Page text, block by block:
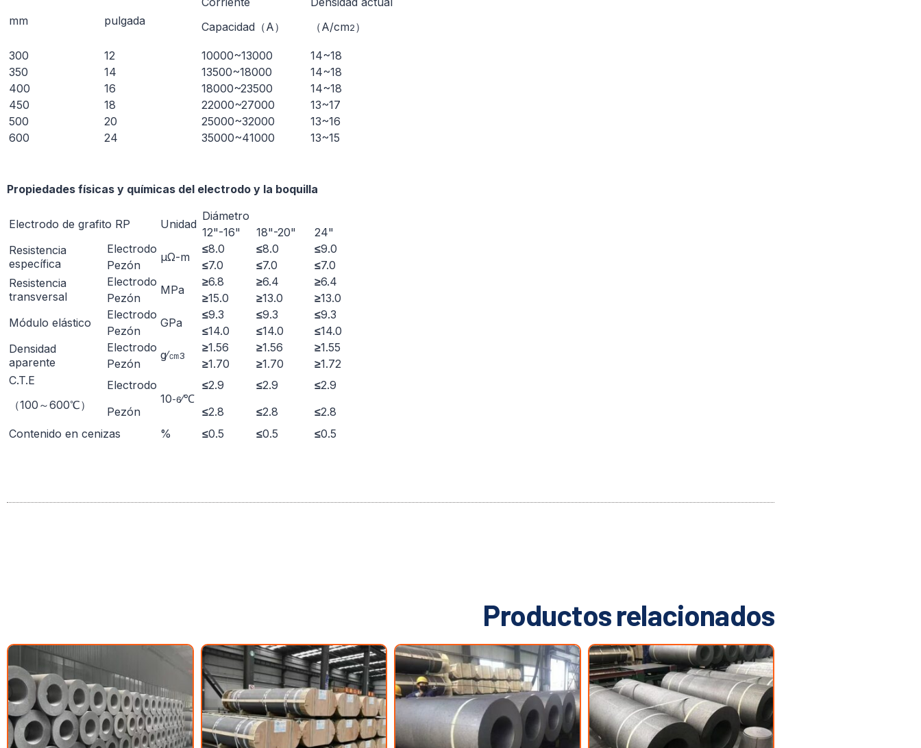
mm pulgada
Capacidad（A）
（A/cm2）
300 12 10000~13000
14~18
350
14 13500~18000
14~18
400
16 18000~23500
14~18
450
18 22000~27000
13~17
500
20 25000~32000
13~16
600
24 35000~41000 13~15
Propiedades físicas y químicas del electrodo y la boquilla
Electrodo de grafito RP Unidad
Diámetro
12"-16"
18"-20"
24"
Resistencia
específica
Electrodo
μΩ-m
≤8.0 ≤8.0 ≤9.0
Pezón
≤7.0 ≤7.0 ≤7.0
Resistencia
transversal
Electrodo
ΜРa
≥6.8 ≥6.4 ≥6.4
Pezón
≥15.0 ≥13.0 ≥13.0
Módulo elástico
Electrodo
GРa
≤9.3 ≤9.3 ≤9.3
Pezón
≤14.0 ≤14.0 ≤14.0
Densidad
aparente
Electrodo
g∕㎝3
≥1.56 ≥1.56 ≥1.55
Pezón
≥1.70 ≥1.70 ≥1.72
C.T.E
（100～600℃）
Electrodo
10-6∕℃
≤2.9 ≤2.9 ≤2.9
Pezón
≤2.8 ≤2.8 ≤2.8
Contenido en cenizas
% ≤0.5 ≤0.5 ≤0.5
Productos relacionados